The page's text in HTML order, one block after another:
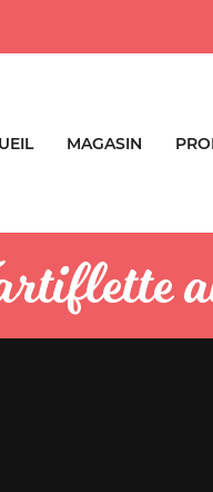
MAGASIN